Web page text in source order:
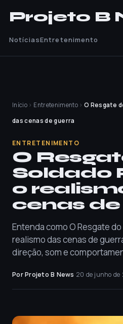
Projeto B
NotíciasEntretenimento
Início › Entretenimento › O Resgate
das cenas de guerra
ENTRETENIMENTO
O
Soldado
o
cenas
Entenda como O Resgate
realismo das cenas de
direção, som e
Por Projeto B News·20 de junho de